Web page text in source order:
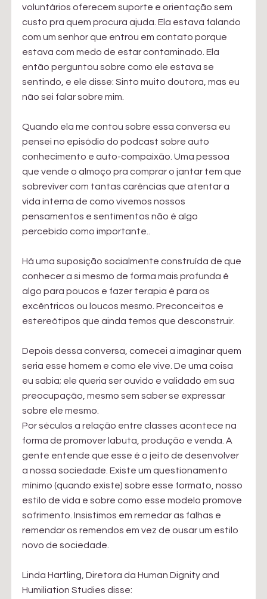
voluntários oferecem suporte e orientação sem
custo pra quem procura ajuda. Ela estava falando
com um senhor que entrou em contato porque
estava com medo de estar contaminado. Ela
então perguntou sobre como ele estava se
sentindo, e ele disse: Sinto muito doutora, mas eu
não sei falar sobre mim.
Quando ela me contou sobre essa conversa eu
pensei no episódio do podcast sobre auto
conhecimento e auto-compaixão. Uma pessoa
que vende o almoço pra comprar o jantar tem que
sobreviver com tantas carências que atentar a
vida interna de como vivemos nossos
pensamentos e sentimentos não é algo
percebido como importante..
Há uma suposição socialmente construída de que
conhecer a si mesmo de forma mais profunda é
algo para poucos e fazer terapia é para os
excêntricos ou loucos mesmo. Preconceitos e
estereótipos que ainda temos que desconstruir.
Depois dessa conversa, comecei a imaginar quem
seria esse homem e como ele vive. De uma coisa
eu sabia; ele queria ser ouvido e validado em sua
preocupação, mesmo sem saber se expressar
sobre ele mesmo.
Por séculos a relação entre classes acontece na
forma de promover labuta, produção e venda. A
gente entende que esse é o jeito de desenvolver
a nossa sociedade. Existe um questionamento
mínimo (quando existe) sobre esse formato, nosso
estilo de vida e sobre como esse modelo promove
sofrimento. Insistimos em remedar as falhas e
remendar os remendos em vez de ousar um estilo
novo de sociedade.
Linda Hartling, Diretora da Human Dignity and
Humiliation Studies disse: